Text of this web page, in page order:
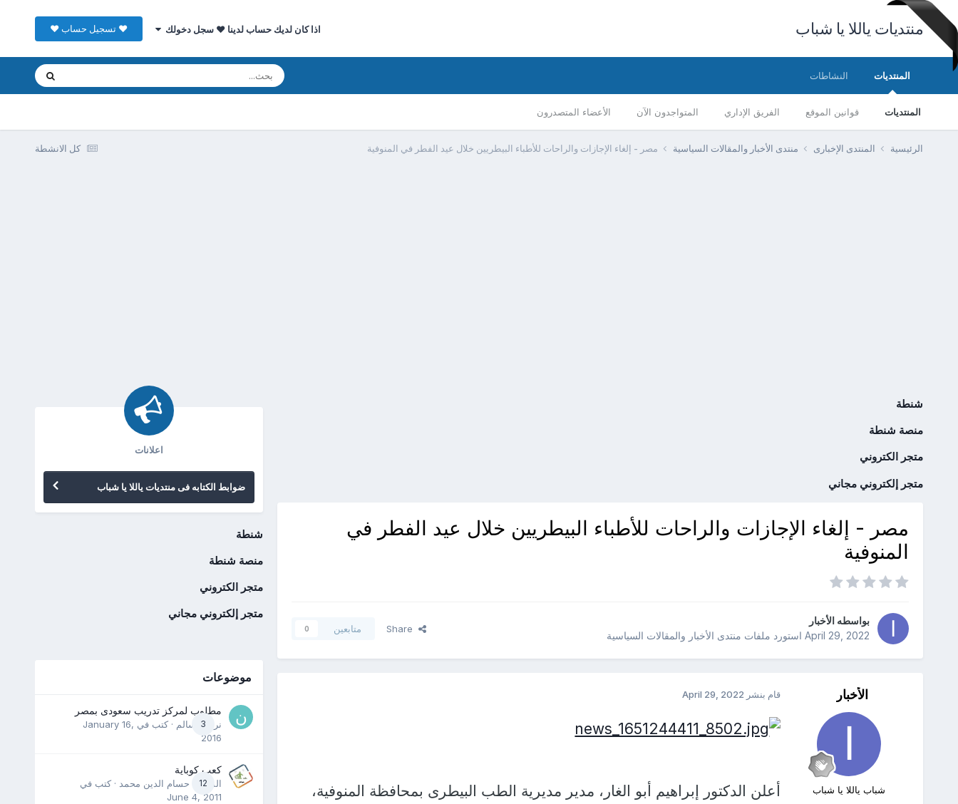
منتديات ياللا يا شباب اذا كان لديك حساب لدينا ♥ سجل دخولك ♥ تسجيل حساب ♥
المنتديات
المنتديات قوانين الموقع الفريق الإداري المتواجدون الآن الأعضاء المتصدرون
النشاطات
كل الانشطة الرئيسية المنتدى الإخبارى منتدى الأخبار والمقالات السياسية مصر - إلغاء الإجازات والراحات للأطباء البيطريين خلال عيد الفطر في المنوفية
شنطة
منصة شنطة
متجر الكتروني
متجر إلكتروني مجاني
مصر - إلغاء الإجازات والراحات للأطباء البيطريين خلال عيد الفطر في
المنوفية
بواسطه الأخبار
April 29, 2022استورد ملفات منتدى الأخبار والمقالات السياسية
Share متابعين 0
الأخبار
شباب ياللا يا شباب
قام بنشر April 29, 2022
أعلن الدكتور إبراهيم أبو الغار، مدير مديرية الطب البيطرى بمحافظة المنوفية،
اعلانات
ضوابط الكتابه فى منتديات ياللا يا شباب
شنطة
منصة شنطة
متجر الكتروني
متجر إلكتروني مجاني
موضوعات
3
مطلوب لمركز تدريب سعودى بمصر
نرمين سالم · كتب في January 16,
2016
12
كعب كوباية
المدرب حسام الدين محمد · كتب في
June 4, 2011